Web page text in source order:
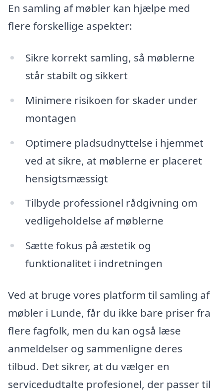
En samling af møbler kan hjælpe med
flere forskellige aspekter:
Sikre korrekt samling, så møblerne
står stabilt og sikkert
Minimere risikoen for skader under
montagen
Optimere pladsudnyttelse i hjemmet
ved at sikre, at møblerne er placeret
hensigtsmæssigt
Tilbyde professionel rådgivning om
vedligeholdelse af møblerne
Sætte fokus på æstetik og
funktionalitet i indretningen
Ved at bruge vores platform til samling af
møbler i Lunde, får du ikke bare priser fra
flere fagfolk, men du kan også læse
anmeldelser og sammenligne deres
tilbud. Det sikrer, at du vælger en
servicedudtalte profesionel, der passer til